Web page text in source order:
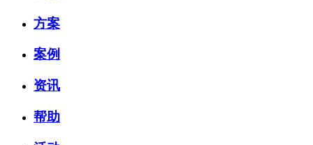
方案
案例
资讯
帮助